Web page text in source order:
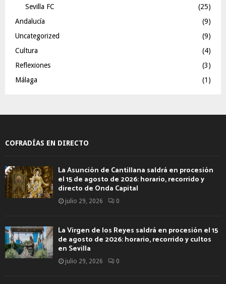
Sevilla FC
(25)
Andalucía
(9)
Uncategorized
(9)
Cultura
(4)
Reflexiones
(3)
Málaga
(1)
COFRADÍAS EN DIRECTO
La Asunción de Cantillana saldrá en procesión
el 15 de agosto de 2026: horario, recorrido y
directo de Onda Capital
julio 29, 2026 0
La Virgen de los Reyes saldrá en procesión el 15
de agosto de 2026: horario, recorrido y cultos
en Sevilla
julio 29, 2026 0